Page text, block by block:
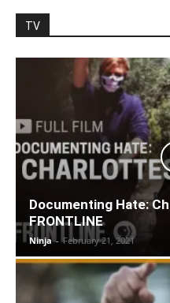
TV
Documenting Hate:
FRONTLINE
Ninja - February 21, 2021